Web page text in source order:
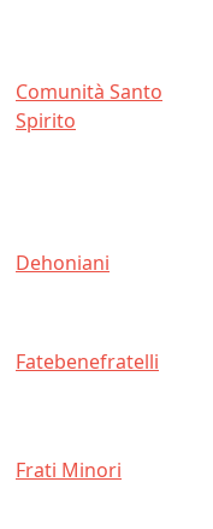
Comunità Santo
Spirito
Dehoniani
Fatebenefratelli
Frati Minori